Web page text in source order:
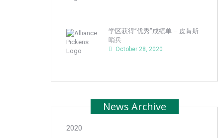
学区获得”优秀”成绩单 – 皮肯斯
哨兵
October 28, 2020
News Archive
2020